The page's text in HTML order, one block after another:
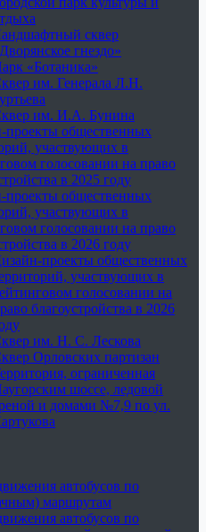
сквер
гнездо»
«Ботаника»
им. Генерала Л.Н.
им. И.А. Бунина
проекты общественных
участвующих в
голосовании на право
в 2025 году
проекты общественных
участвующих в
голосовании на право
в 2026 году
проекты общественных
участвующих в
голосовании на
благоустройства в 2026
им. Н. С. Лескова
Орловских партизан
ограниченная
шоссе, ледовой
и домами №7,9 по ул.
автобусов по
маршрутам
автобусов по